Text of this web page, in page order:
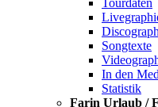
Tourdaten
Songtexte
In den
Statistik
Farin Urlaub /